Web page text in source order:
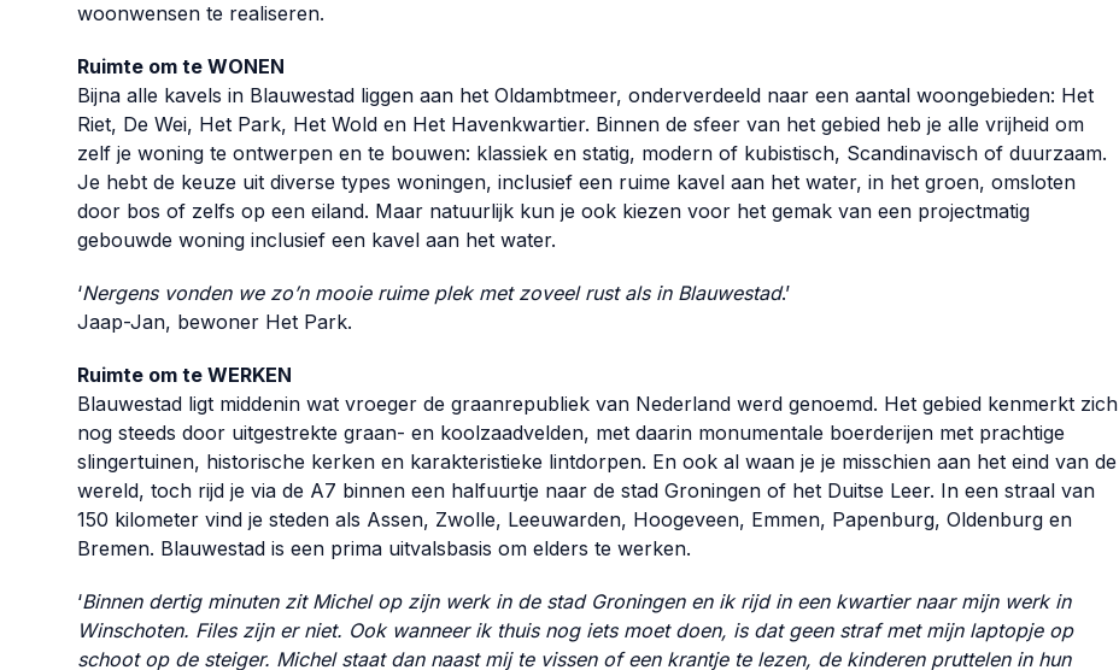
woonwensen te realiseren.
Ruimte om te WONEN
Bijna alle kavels in Blauwestad liggen aan het Oldambtmeer, onderverdeeld naar een aantal woongebieden: Het
Riet, De Wei, Het Park, Het Wold en Het Havenkwartier. Binnen de sfeer van het gebied heb je alle vrijheid om
zelf je woning te ontwerpen en te bouwen: klassiek en statig, modern of kubistisch, Scandinavisch of duurzaam.
Je hebt de keuze uit diverse types woningen, inclusief een ruime kavel aan het water, in het groen, omsloten
door bos of zelfs op een eiland. Maar natuurlijk kun je ook kiezen voor het gemak van een projectmatig
gebouwde woning inclusief een kavel aan het water.
‘Nergens vonden we zo’n mooie ruime plek met zoveel rust als in Blauwestad.’
Jaap-Jan, bewoner Het Park.
Ruimte om te WERKEN
Blauwestad ligt middenin wat vroeger de graanrepubliek van Nederland werd genoemd. Het gebied kenmerkt zich
nog steeds door uitgestrekte graan- en koolzaadvelden, met daarin monumentale boerderijen met prachtige
slingertuinen, historische kerken en karakteristieke lintdorpen. En ook al waan je je misschien aan het eind van de
wereld, toch rijd je via de A7 binnen een halfuurtje naar de stad Groningen of het Duitse Leer. In een straal van
150 kilometer vind je steden als Assen, Zwolle, Leeuwarden, Hoogeveen, Emmen, Papenburg, Oldenburg en
Bremen. Blauwestad is een prima uitvalsbasis om elders te werken.
‘Binnen dertig minuten zit Michel op zijn werk in de stad Groningen en ik rijd in een kwartier naar mijn werk in
Winschoten. Files zijn er niet. Ook wanneer ik thuis nog iets moet doen, is dat geen straf met mijn laptopje op
schoot op de steiger. Michel staat dan naast mij te vissen of een krantje te lezen, de kinderen pruttelen in hun